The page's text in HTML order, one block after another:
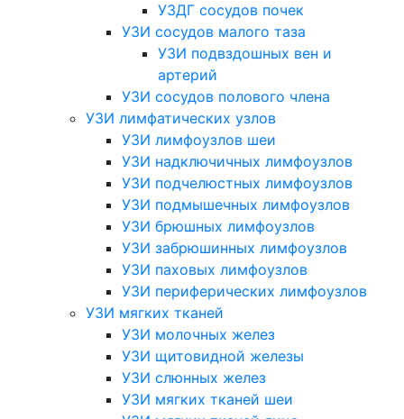
УЗДГ сосудов почек
УЗИ сосудов малого таза
УЗИ подвздошных вен и
артерий
УЗИ сосудов полового члена
УЗИ лимфатических узлов
УЗИ лимфоузлов шеи
УЗИ надключичных лимфоузлов
УЗИ подчелюстных лимфоузлов
УЗИ подмышечных лимфоузлов
УЗИ брюшных лимфоузлов
УЗИ забрюшинных лимфоузлов
УЗИ паховых лимфоузлов
УЗИ периферических лимфоузлов
УЗИ мягких тканей
УЗИ молочных желез
УЗИ щитовидной железы
УЗИ слюнных желез
УЗИ мягких тканей шеи